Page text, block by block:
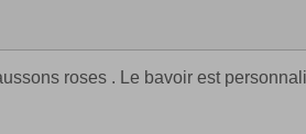
roses . Le bavoir est